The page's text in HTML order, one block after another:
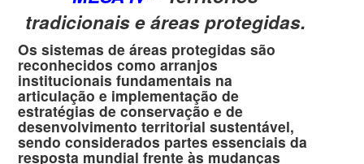
tradicionais e áreas protegidas.
Os sistemas de áreas protegidas são
reconhecidos como arranjos
institucionais fundamentais na
articulação e implementação de
estratégias de conservação e de
desenvolvimento territorial sustentável,
sendo considerados partes essenciais da
resposta mundial frente às mudanças